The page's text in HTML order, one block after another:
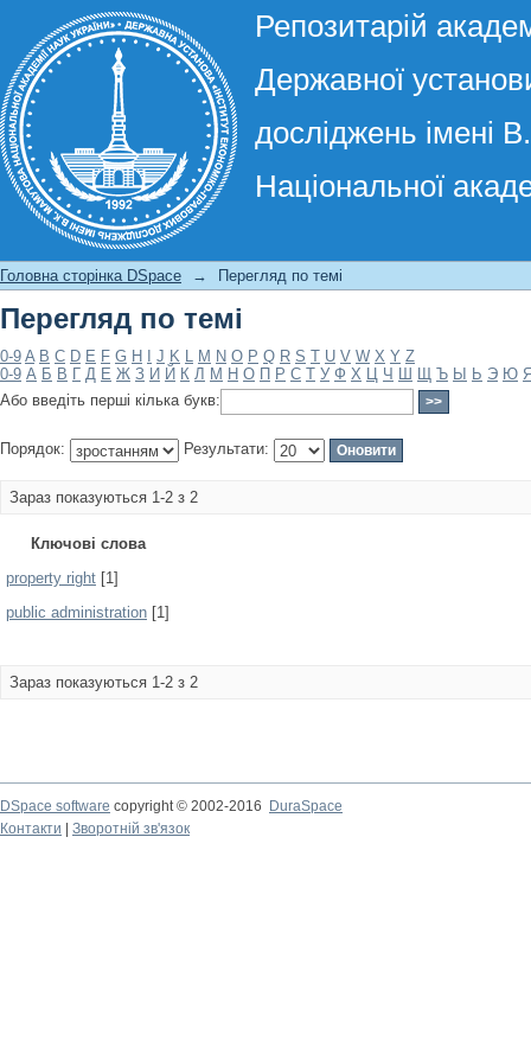
Репозитарій
Державної
досліджень імені
Національної
Перегляд по темі
Головна сторінка DSpace → Перегляд по темі
Перегляд по темі
0-9 A B C D E F G H J K L M N O P Q R S T U V W X Y Z
0-9 А Б В Г Д Е Ж З И Й К Л М Н О П Р С Т У Ф Х Ц Ч Ш Щ Ъ Ы Ь Э Ю
Або введіть перші кілька букв:
Порядок: Результати:
Зараз показуються 1-2 з 2
Ключові слова
property right [1]
public administration [1]
Зараз показуються 1-2 з 2
DSpace software copyright © 2002-2016
DuraSpace
Контакти
Зворотній зв'язок